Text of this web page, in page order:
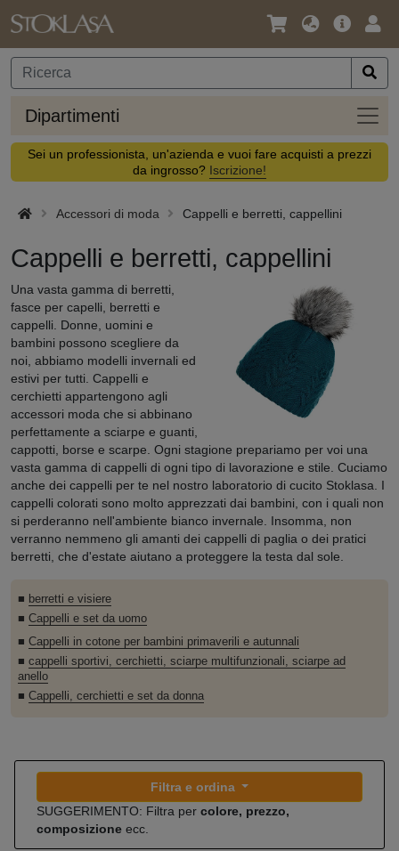
Lingua
Valuta
Offerta
Dipartimenti
Sei un professionista, un'azienda e vuoi fare acquisti a prezzi
da ingrosso? Iscrizione!
Accessori di moda Cappelli e berretti, cappellini
Cappelli e berretti, cappellini
Una vasta gamma di berretti,
fasce per capelli, berretti e
cappelli. Donne, uomini e
bambini possono scegliere da
noi, abbiamo modelli invernali ed
estivi per tutti. Cappelli e
cerchietti appartengono agli
accessori moda che si abbinano
perfettamente a sciarpe e guanti,
cappotti, borse e scarpe. Ogni stagione prepariamo per voi una
vasta gamma di cappelli di ogni tipo di lavorazione e stile. Cuciamo
anche dei cappelli per te nel nostro laboratorio di cucito Stoklasa. I
cappelli colorati sono molto apprezzati dai bambini, con i quali non
si perderanno nell'ambiente bianco invernale. Insomma, non
verranno nemmeno gli amanti dei cappelli di paglia o dei pratici
berretti, che d'estate aiutano a proteggere la testa dal sole.
■ berretti e visiere
■ Cappelli e set da uomo
■ Cappelli in cotone per bambini primaverili e autunnali
■ cappelli sportivi, cerchietti, sciarpe multifunzionali, sciarpe ad
anello
■ Cappelli, cerchietti e set da donna
Filtra e ordina
SUGGERIMENTO: Filtra per colore, prezzo,
composizione ecc.